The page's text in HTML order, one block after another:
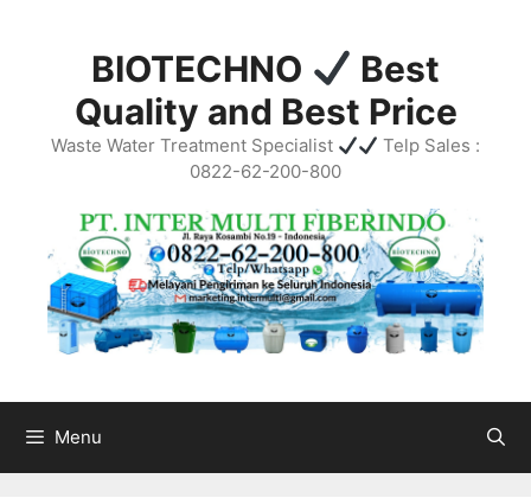
BIOTECHNO
Best
Quality and Best Price
Waste Water Treatment Specialist
Telp Sales :
0822-62-200-800
Menu